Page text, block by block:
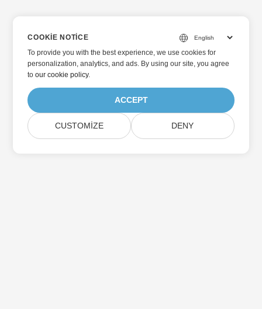
COOKIE NOTICE
To provide you with the best experience, we use cookies for
personalization, analytics, and ads. By using our site, you agree
toour cookie policy.
ACCEPT
CUSTOMIZE DENY